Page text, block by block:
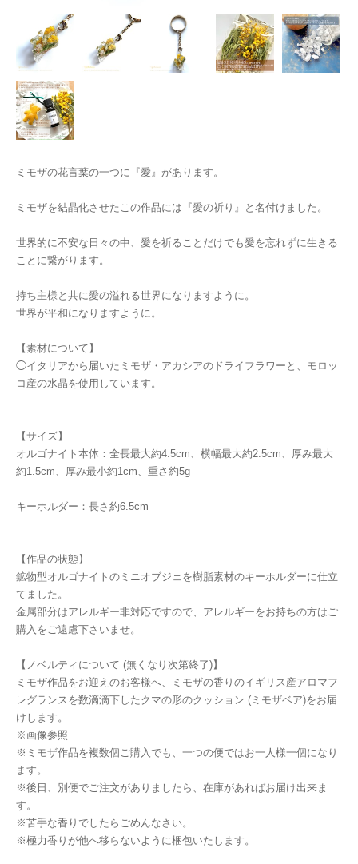
ミモザの花言葉の一つに『愛』があります。
ミモザを結晶化させたこの作品には『愛の祈り』と名付けました。
世界的に不安な日々の中、愛を祈ることだけでも愛を忘れずに生きる
ことに繋がります。
持ち主様と共に愛の溢れる世界になりますように。
世界が平和になりますように。
【素材について】
◯イタリアから届いたミモザ・アカシアのドライフラワーと、モロッ
コ産の水晶を使用しています。
【サイズ】
オルゴナイト本体：全長最大約4.5cm、横幅最大約2.5cm、厚み最大
約1.5cm、厚み最小約1cm、重さ約5g
キーホルダー：長さ約6.5cm
【作品の状態】
鉱物型オルゴナイトのミニオブジェを樹脂素材のキーホルダーに仕立
てました。
金属部分はアレルギー非対応ですので、アレルギーをお持ちの方はご
購入をご遠慮下さいませ。
【ノベルティについて (無くなり次第終了)】
ミモザ作品をお迎えのお客様へ、ミモザの香りのイギリス産アロマフ
レグランスを数滴滴下したクマの形のクッション (ミモザベア)をお届
けします。
※画像参照
※ミモザ作品を複数個ご購入でも、一つの便ではお一人様一個になり
ます。
※後日、別便でご注文がありましたら、在庫があればお届け出来ま
す。
※苦手な香りでしたらごめんなさい。
※極力香りが他へ移らないように梱包いたします。